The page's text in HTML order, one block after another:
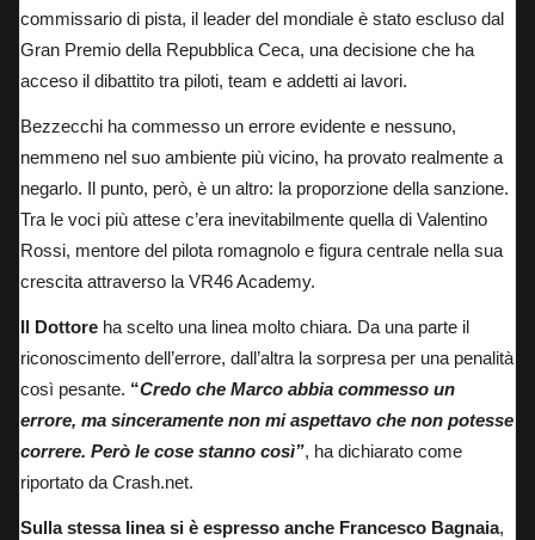
commissario di pista, il leader del mondiale è stato escluso dal
Gran Premio della Repubblica Ceca, una decisione che ha
acceso il dibattito tra piloti, team e addetti ai lavori.
Bezzecchi ha commesso un errore evidente e nessuno,
nemmeno nel suo ambiente più vicino, ha provato realmente a
negarlo. Il punto, però, è un altro: la proporzione della sanzione.
Tra le voci più attese c’era inevitabilmente quella di Valentino
Rossi, mentore del pilota romagnolo e figura centrale nella sua
crescita attraverso la VR46 Academy.
Il Dottore ha scelto una linea molto chiara. Da una parte il
riconoscimento dell’errore, dall’altra la sorpresa per una penalità
così pesante. “Credo che Marco abbia commesso un
errore, ma sinceramente non mi aspettavo che non potesse
correre. Però le cose stanno così”, ha dichiarato come
riportato da Crash.net.
Sulla stessa linea si è espresso anche Francesco Bagnaia,